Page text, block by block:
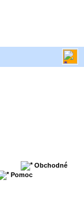
Obchodné
Pomoc